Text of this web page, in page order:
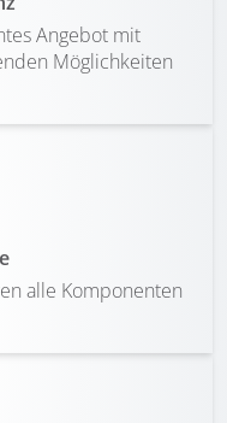
Angebot mit
Möglichkeiten
alle Komponenten